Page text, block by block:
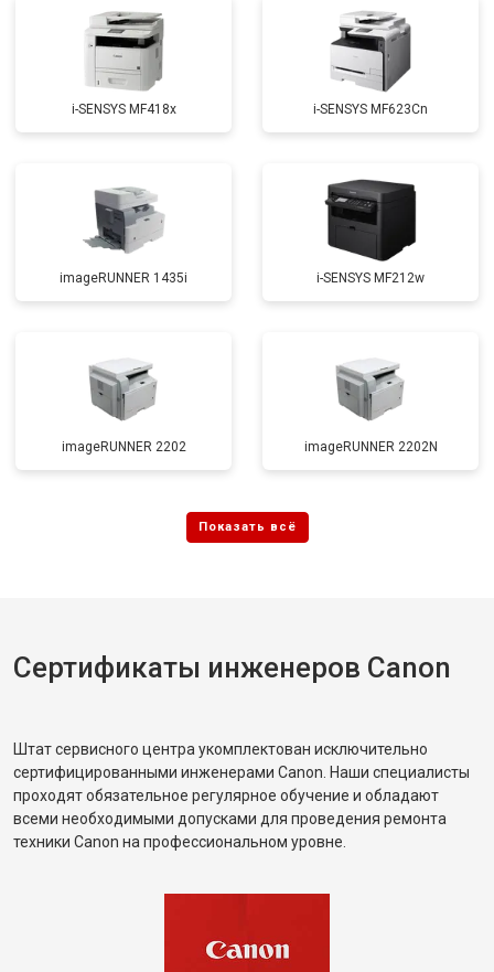
i-SENSYS MF418x i-SENSYS MF623Cn
imageRUNNER 1435i i-SENSYS MF212w
imageRUNNER 2202 imageRUNNER 2202N
Сертификаты инженеров Canon
Штат сервисного центра укомплектован исключительно
сертифицированными инженерами Canon. Наши специалисты
проходят обязательное регулярное обучение и обладают
всеми необходимыми допусками для проведения ремонта
техники Canon на профессиональном уровне.